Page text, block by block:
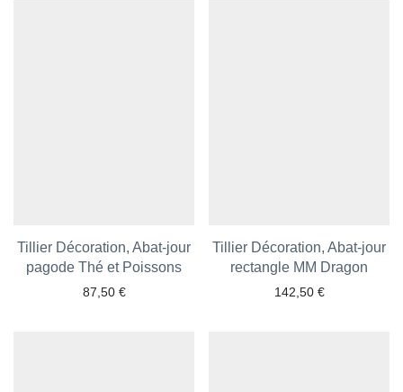
Tillier Décoration, Abat-jour
pagode Thé et Poissons
87,50 €
Ajouter aux favoris
Tillier Décoration, Abat-jour
rectangle MM Dragon
142,50 €
Ajouter aux favoris